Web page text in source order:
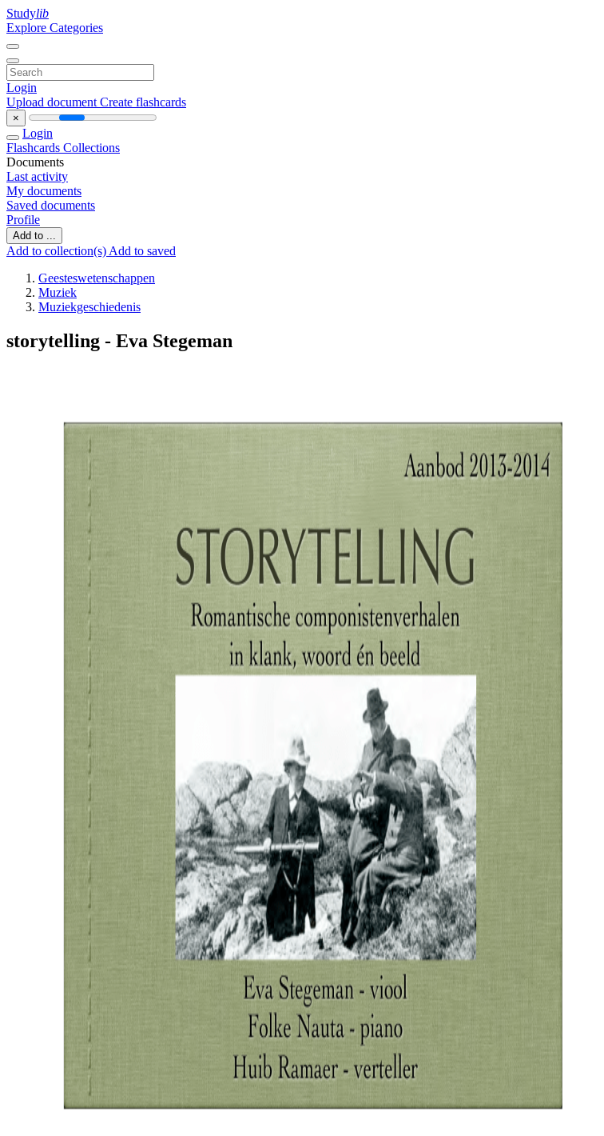
Studylib
Explore Categories
Login
Upload document Create flashcards
×
Login
Flashcards Collections
Documents
Last activity
My documents
Saved documents
Profile
Add to ...
Add to collection(s) Add to saved
Geesteswetenschappen
Muziek
Muziekgeschiedenis
storytelling - Eva Stegeman